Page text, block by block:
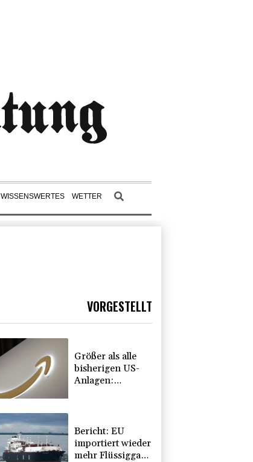
WISSENSWERTES WETTER
VORGESTELLT
Größer als alle
bisherigen US-
Anlagen:
riesiges
Gaskraftwerk
Bericht: EU
importiert wieder
mehr Flüssiggas